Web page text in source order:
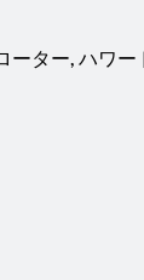
ター, ハワ